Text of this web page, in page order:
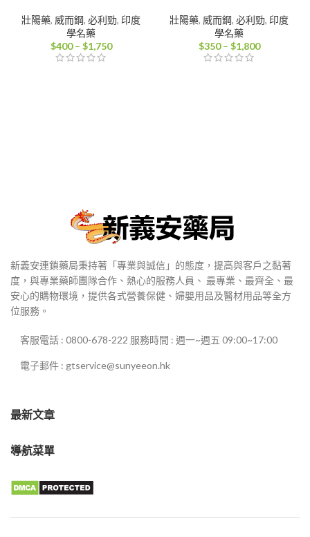
壯陽藥, 威而鋼, 必利勁, 印度
學名藥
$400 – $1,750價
壯陽藥, 威而鋼, 必利勁, 印度
學名藥
$350 – $1,800價
新義安連鎖藥局秉持著「專業與誠信」的態度，提高與客戶之黏著
度，與專業藥師團隊合作、熱心的服務人員、 最專業、最齊全、最
安心的購物環境，提供各式營養保健、婦嬰用品及醫材用品等全方
位服務。
客服電話 : 0800-678-222 服務時間 : 週一~週五 09:00~17:00
電子郵件 : gtservice@sunyeeon.hk
最新文章
導航菜單